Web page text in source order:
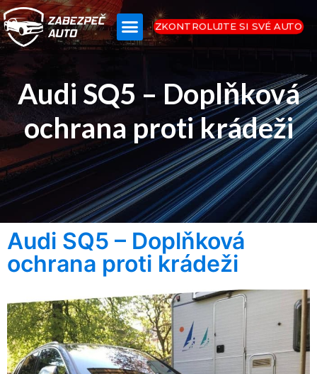
ZKONTROLUJTE SI SVÉ AUTO
Audi SQ5 – Doplňková
ochrana proti krádeži
Audi SQ5 – Doplňková
ochrana proti krádeži